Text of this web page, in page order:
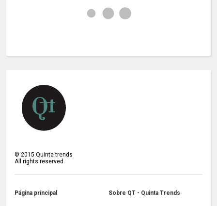
©2015 Quinta trends
All rights reserved.
Página principal Sobre QT - Quinta Trends